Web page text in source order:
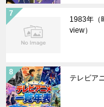
1983年（
view）
テレビア